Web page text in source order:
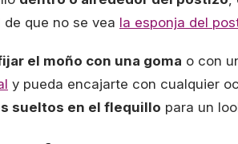
que no se vea la esponja del
el moño con una goma o con
y pueda encajarte con cualquier
sueltos en el flequillo para un